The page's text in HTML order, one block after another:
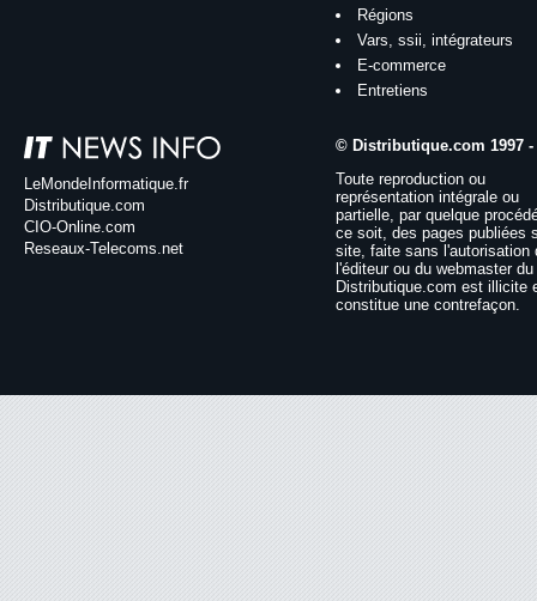
Régions
Vars, ssii, intégrateurs
E-commerce
Entretiens
LeMondeInformatique.fr
Distributique.com
CIO-Online.com
Reseaux-Telecoms.net
© Distributique.com 1997 -
Toute reproduction ou
représentation intégrale ou
partielle, par quelque
ce soit, des pages publiées
site, faite sans l'autorisation
l'éditeur ou du webmaster
Distributique.com est illicite
constitue une contrefaçon.